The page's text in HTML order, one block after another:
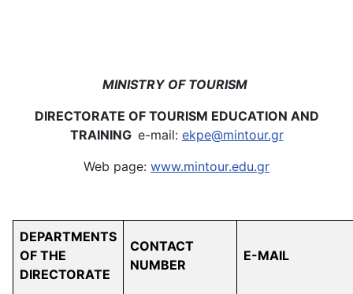
MINISTRY OF TOURISM
DIRECTORATE OF TOURISM EDUCATION AND
TRAINING e-mail: ekpe@mintour.gr
Web page: www.mintour.edu.gr
DEPARTMENTS
OF THE
DIRECTORATE
CONTACT
NUMBER
E-MAIL